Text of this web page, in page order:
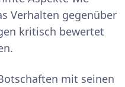
Verhalten gegenüber
kritisch bewertet
mit seinen